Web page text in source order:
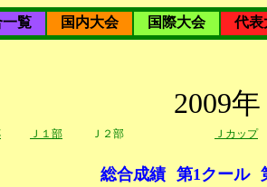
覧 国内大会 国際大会
代表
2009
Ｊ１部 Ｊ２部 Ｊカップ
総合成績 第1クール